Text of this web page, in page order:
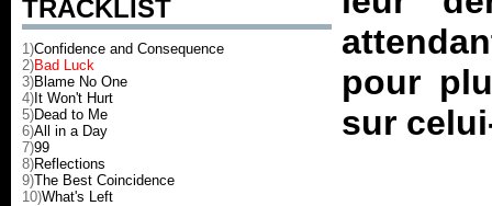
TRACKLIST
1)Confidence and Consequence
2)Bad Luck
3)Blame No One
4) It Won't Hurt
5)Dead to Me
6)All in a Day
7)99
8)Reflections
9)The Best Coincidence
10)What's Left
pour
sur